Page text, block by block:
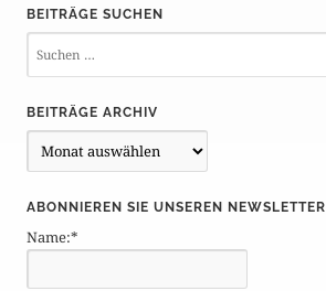
BEITRÄGE SUCHEN
BEITRÄGE ARCHIV
e
t
r
ABONNIEREN SIE UNSEREN NEWSLETTER
Name:*